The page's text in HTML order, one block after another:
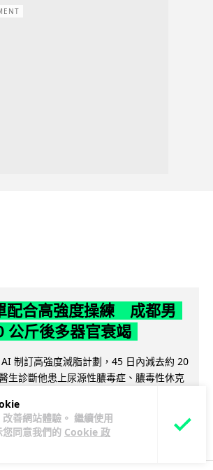
善網站體驗。 繼續使用
同意我們的 Cookie 政
配合高強度操練 成都男
公斤後多器官衰竭
制訂高強度減脂計劃，45 日內減去約 20
生診斷他患上尿源性膿毒症、膿毒性休克
享